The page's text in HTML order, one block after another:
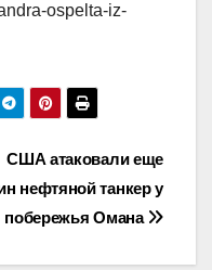
ospelta-iz-
США атаковали еще
нефтяной танкер у
побережья Омана